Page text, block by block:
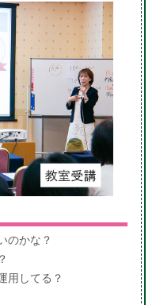
のかな？
用してる？